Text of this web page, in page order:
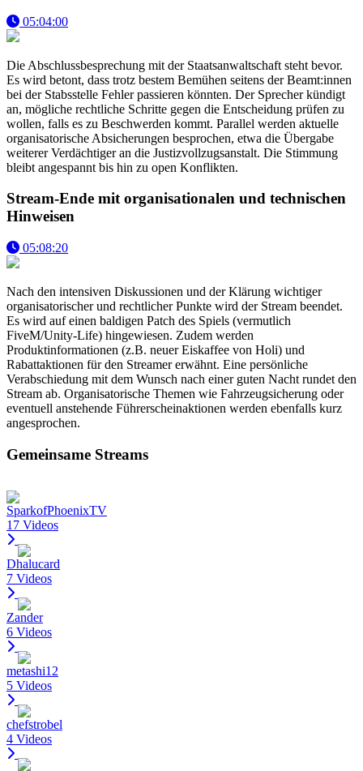
05:04:00
Die Abschlussbesprechung mit der Staatsanwaltschaft steht bevor.
Es wird betont, dass trotz bestem Bemühen seitens der Beamt:innen
bei der Stabsstelle Fehler passieren könnten. Der Sprecher kündigt
an, mögliche rechtliche Schritte gegen die Entscheidung prüfen zu
wollen, falls es zu Beschwerden kommt. Parallel werden aktuelle
organisatorische Absicherungen besprochen, etwa die Übergabe
weiterer Verdächtiger an die Justizvollzugsanstalt. Die Stimmung
bleibt angespannt bis hin zu open Konflikten.
Stream-Ende mit organisationalen und technischen
Hinweisen
05:08:20
Nach den intensiven Diskussionen und der Klärung wichtiger
organisatorischer und rechtlicher Punkte wird der Stream beendet.
Es wird auf einen baldigen Patch des Spiels (vermutlich
FiveM/Unity-Life) hingewiesen. Zudem werden
Produktinformationen (z.B. neuer Eiskaffee von Holi) und
Rabattaktionen für den Streamer erwähnt. Eine persönliche
Verabschiedung mit dem Wunsch nach einer guten Nacht rundet den
Stream ab. Organisatorische Themen wie Fahrzeugsicherung oder
eventuell anstehende Führerscheinaktionen werden ebenfalls kurz
angesprochen.
Gemeinsame Streams
SparkofPhoenixTV
17 Videos
Dhalucard
7 Videos
Zander
6 Videos
metashi12
5 Videos
chefstrobel
4 Videos